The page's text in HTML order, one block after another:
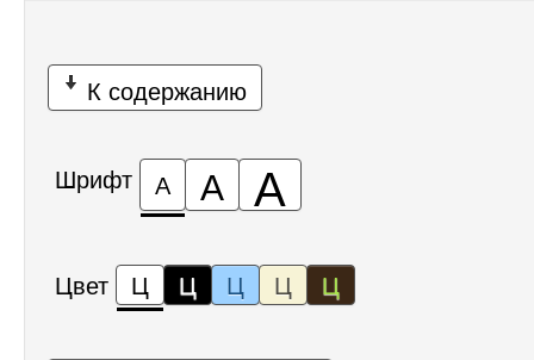
К содержанию
Шрифт А А А
Цвет Ц Ц Ц Ц Ц